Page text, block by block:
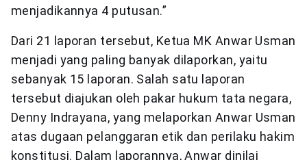
menjadikannya 4 putusan.”
Dari 21 laporan tersebut, Ketua MK Anwar Usman
menjadi yang paling banyak dilaporkan, yaitu
sebanyak 15 laporan. Salah satu laporan
tersebut diajukan oleh pakar hukum tata negara,
Denny Indrayana, yang melaporkan Anwar Usman
atas dugaan pelanggaran etik dan perilaku hakim
konstitusi. Dalam laporannya, Anwar dinilai